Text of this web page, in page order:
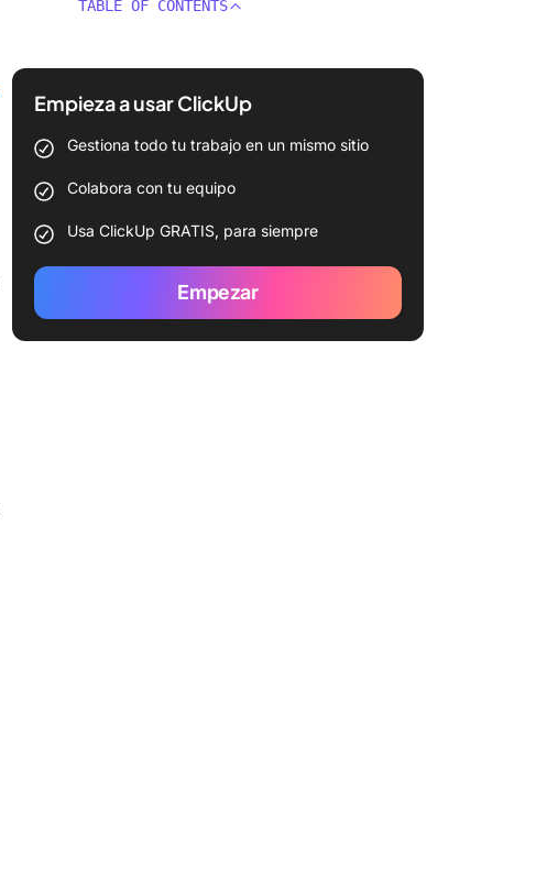
TABLE OF CONTENTS
Empieza a usar ClickUp
Gestiona todo tu trabajo en un mismo sitio
Colabora con tu equipo
Usa ClickUp GRATIS, para siempre
Empezar